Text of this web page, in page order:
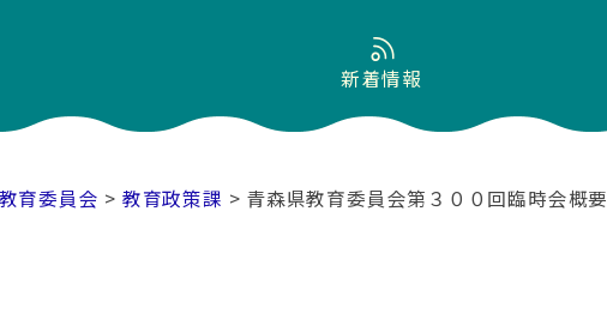
新着情報
教育委員会 > 教育政策課 > 青森県教育委員会第３００回臨時会概要